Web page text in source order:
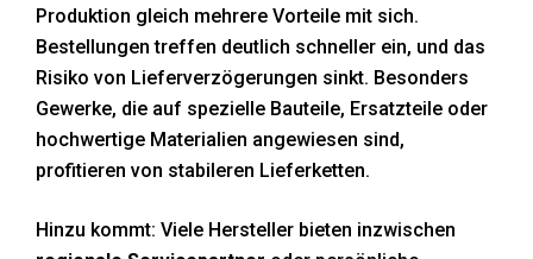
Produktion gleich mehrere Vorteile mit sich.
Bestellungen treffen deutlich schneller ein, und das
Risiko von Lieferverzögerungen sinkt. Besonders
Gewerke, die auf spezielle Bauteile, Ersatzteile oder
hochwertige Materialien angewiesen sind,
profitieren von stabileren Lieferketten.
Hinzu kommt: Viele Hersteller bieten inzwischen